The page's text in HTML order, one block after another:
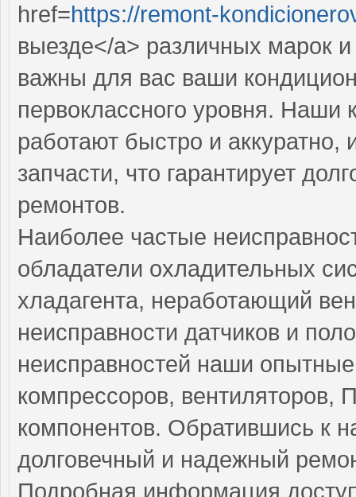
href=https://remont-
выезде</a> различных марок
важны для вас ваши
первоклассного уровня.
работают быстро и аккуратно,
запчасти, что гарантирует
ремонтов.
Наиболее частые
обладатели охладительных
хладагента, неработающий
неисправности датчиков и
неисправностей наши
компрессоров, вентиляторов,
компонентов. Обратившись к
долговечный и надежный
Подробная информация